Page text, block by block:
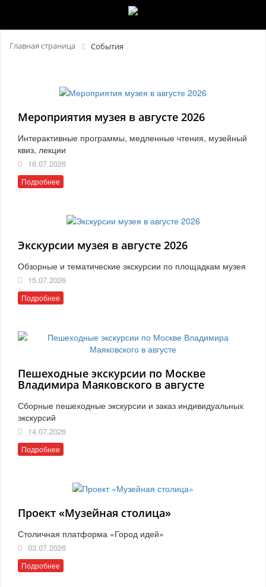
Главная страница События
Мероприятия музея в августе 2026
Интерактивные программы, медленные чтения, музейный
квиз, лекции
16.07.2026
Подробнее
Экскурсии музея в августе 2026
Обзорные и тематические экскурсии по площадкам музея
15.07.2026
Подробнее
Пешеходные экскурсии по Москве
Владимира Маяковского в августе
Сборные пешеходные экскурсии и заказ индивидуальных
экскурсий
14.07.2026
Подробнее
Проект «Музейная столица»
Столичная платформа «Город идей»
03.07.2026
Подробнее